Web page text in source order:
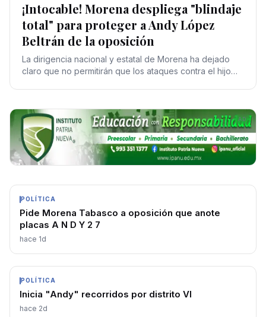
¡Intocable! Morena despliega "blindaje
total" para proteger a Andy López
Beltrán de la oposición
La dirigencia nacional y estatal de Morena ha dejado
claro que no permitirán que los ataques contra el hijo
AD
POLÍTICA
Pide Morena Tabasco a oposición que anote
placas A N D Y 2 7
hace 1d
POLÍTICA
Inicia "Andy" recorridos por distrito VI
hace 2d